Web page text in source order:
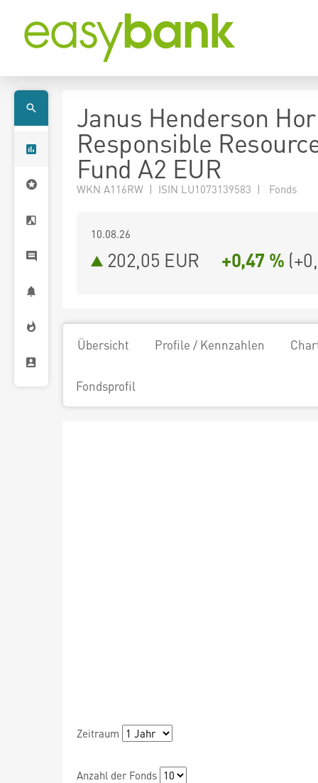
Janus Henderson
Responsible
Fund A2 EUR
WKN A116RW | ISIN LU1073139583 | Fonds
10.08.26
202,05 EUR +0,47 % (
Übersicht Profile / Kennzahlen
Fondsprofil
Zeitraum
Anzahl der Fonds